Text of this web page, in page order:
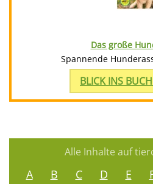
Das große
Spannende
BLICK INS
Alle Inhalte auf
A B C D E